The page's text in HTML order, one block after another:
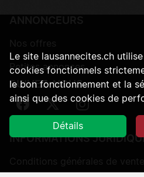
Petites annonces
SUIVEZ-NOUS
Suivez-nous sur
Suivez-nous
Suivez-
INFORMATIONS
Le site lausannecites.ch
cookies fonctionnels
le bon fonctionnement et la
ainsi que des cookies de
Détails